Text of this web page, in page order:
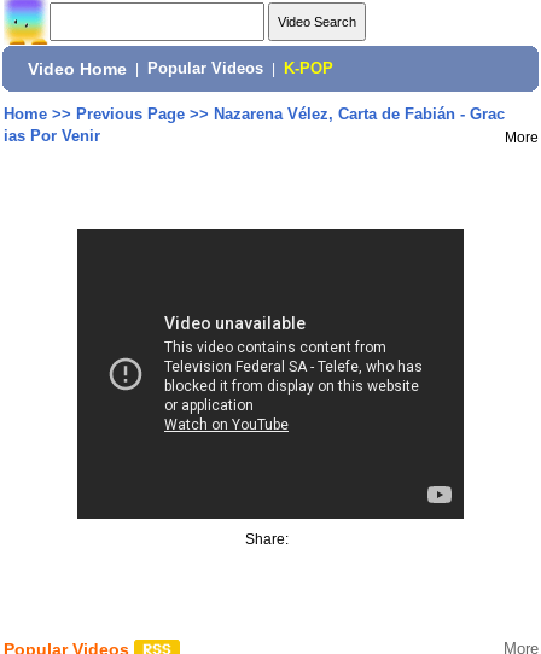
Video Home Popular Videos K-POP
Home>> Previous Page>> Nazarena Vélez, Carta de Fabián - Grac
ias Por Venir
More
Share:
Popular Videos More